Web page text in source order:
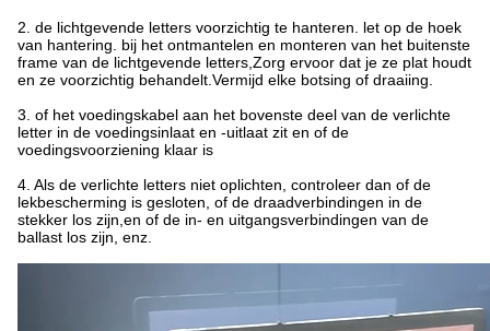
2. de lichtgevende letters voorzichtig te hanteren. let op de hoek
van hantering. bij het ontmantelen en monteren van het buitenste
frame van de lichtgevende letters,Zorg ervoor dat je ze plat houdt
en ze voorzichtig behandelt.Vermijd elke botsing of draaiing.
3. of het voedingskabel aan het bovenste deel van de verlichte
letter in de voedingsinlaat en -uitlaat zit en of de
voedingsvoorziening klaar is
4. Als de verlichte letters niet oplichten, controleer dan of de
lekbescherming is gesloten, of de draadverbindingen in de
stekker los zijn,en of de in- en uitgangsverbindingen van de
ballast los zijn, enz.